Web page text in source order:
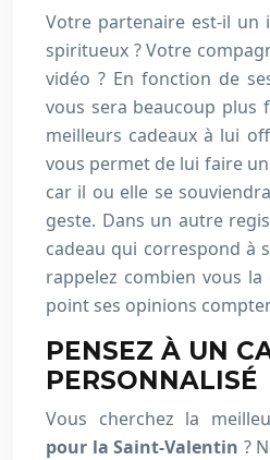
Votre partenaire est-il un
spiritueux ? Votre
vidéo ? En fonction de
vous sera beaucoup plus
meilleurs cadeaux à lui
vous permet de lui faire
car il ou elle se
geste. Dans un autre
cadeau qui correspond à
rappelez combien vous
point ses opinions
PENSEZ À UN
PERSONNALISÉ
Vous cherchez la
pour la Saint-Valentin ?